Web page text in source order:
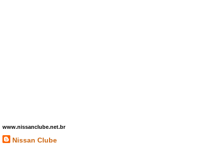
www.nissanclube.net.br
Nissan Clube